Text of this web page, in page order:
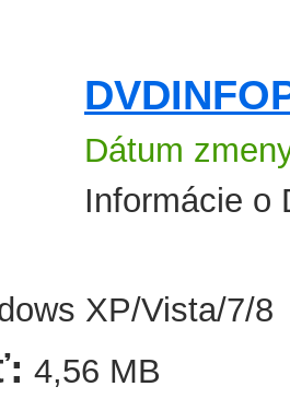
Dátum
Informácie o
XP/Vista/7/8
4,56 MB